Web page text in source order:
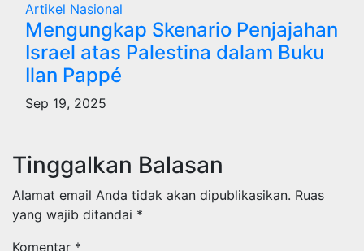
Artikel Nasional
Mengungkap Skenario Penjajahan
Israel atas Palestina dalam Buku
Ilan Pappé
Sep 19, 2025
Tinggalkan Balasan
Alamat email Anda tidak akan dipublikasikan. Ruas
yang wajib ditandai *
Komentar *